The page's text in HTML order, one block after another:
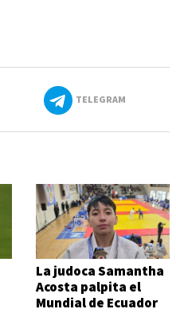
TELEGRAM
La judoca Samantha
Acosta palpita el
Mundial de Ecuador